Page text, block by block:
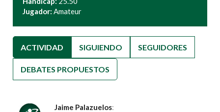
Jugador:Amateur
ACTIVIDAD (SOLAPA ACTIVA)
SIGUIENDO SEGUIDORES
DEBATES PROPUESTOS
Jaime Palazuelos: